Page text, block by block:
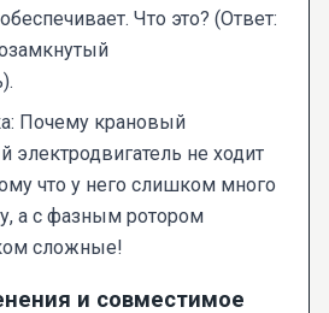
Что это? (Ответ:
Почему крановый
электродвигатель не ходит
что у него слишком много
а с фазным ротором
сложные!
и совместимое